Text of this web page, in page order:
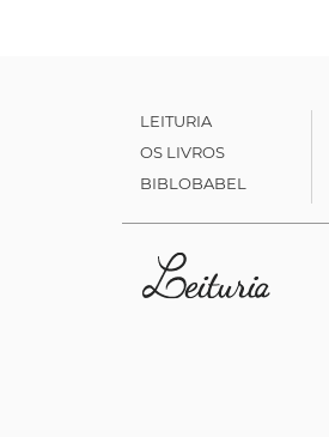
LEITURIA
OS LIVROS
BIBLOBABEL